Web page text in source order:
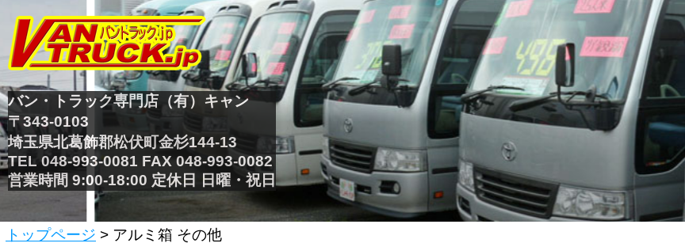
バン・トラック専門店（有）キャン
〒343-0103
埼玉県北葛飾郡松伏町金杉144-13
TEL 048-993-0081 FAX 048-993-0082
営業時間 9:00-18:00 定休日 日曜・祝日
トップページ > アルミ箱 その他